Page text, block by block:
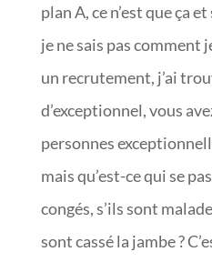
plan A, ce n’est que ça
je ne sais pas comment
un recrutement, j’ai
d’exceptionnel, vous
personnes
mais qu’est-ce qui se
congés, s’ils sont
sont cassé la jambe ?